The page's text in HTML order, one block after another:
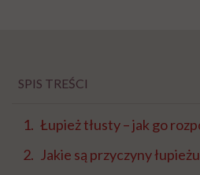
SPIS TREŚCI
Łupież tłusty – jak go
Jakie są przyczyny